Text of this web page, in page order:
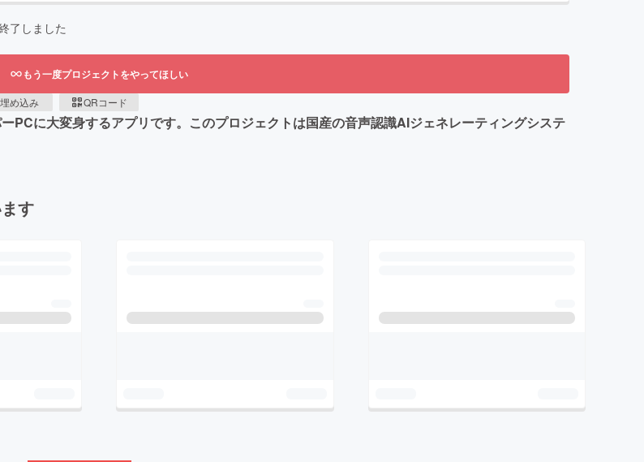
了しました
もう一度プロジェクトをやってほしい
埋め込み QRコード
PCに大変身するアプリです。このプロジェクトは国産の音声認識AIジェネレーティングシステ
す